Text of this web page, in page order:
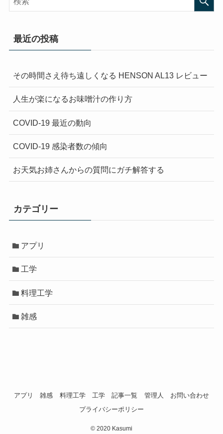
最近の投稿
その時間さえ待ち遠しくなる HENSON AL13 レビュー
人生が楽になるお味噌汁の作り方
COVID-19 最近の動向
COVID-19 感染者数の傾向
お天気お姉さんからの質問にガチ解答する
カテゴリー
アプリ
工学
料理工学
雑感
アプリ 雑感 料理工学 工学 記事一覧 管理人
お問い合わせ
プライバシーポリシー
© 2020 Kasumi